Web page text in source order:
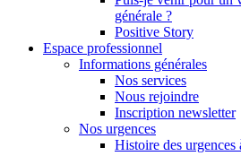
générale ?
Positive Story
Espace professionnel
Informations générales
Nos services
Nous rejoindre
Inscription newsletter
Nos urgences
Histoire des urgences